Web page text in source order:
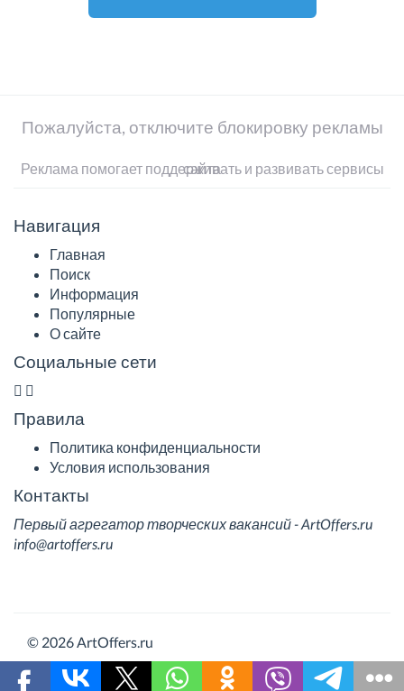
Пожалуйста, отключите блокировку рекламы
Реклама помогает поддерживать и развивать сервисы сайта
Навигация
Главная
Поиск
Информация
Популярные
О сайте
Социальные сети
Правила
Политика конфиденциальности
Условия использования
Контакты
Первый агрегатор творческих вакансий - ArtOffers.ru
info@artoffers.ru
© 2026 ArtOffers.ru